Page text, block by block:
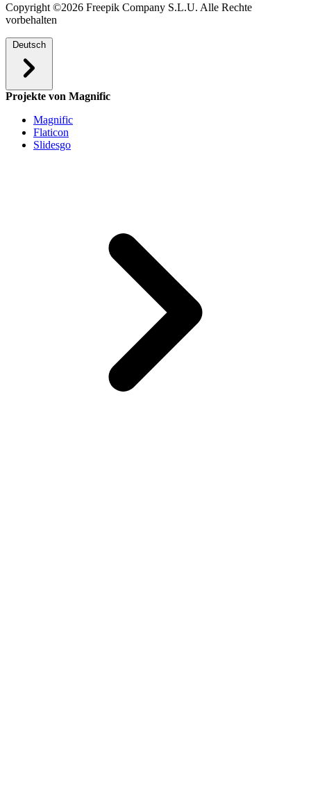
Copyright ©2026 Freepik Company S.L.U. Alle Rechte
vorbehalten
Deutsch
Projekte von Magnific
Magnific
Flaticon
Slidesgo